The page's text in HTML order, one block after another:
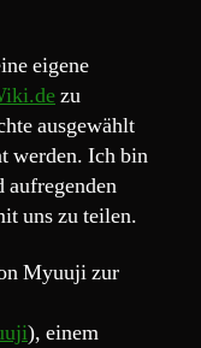
eigene
zu
ausgewählt
werden. Ich bin
aufregenden
uns zu teilen.
Myuuji zur
), einem